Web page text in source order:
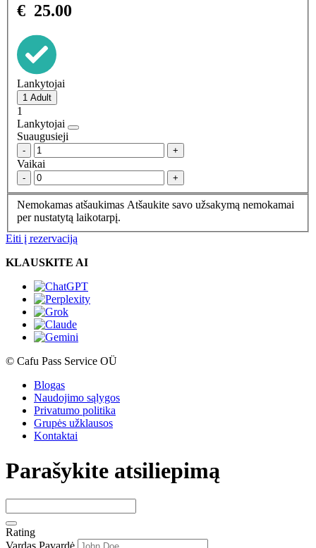
€ 25.00
Lankytojai
1
Lankytojai
Suaugusieji
- +
Vaikai
- +
Nemokamas atšaukimas Atšaukite savo užsakymą nemokamai
per nustatytą laikotarpį.
Eiti į rezervaciją
KLAUSKITE AI
© Cafu Pass Service OÜ
Blogas
Naudojimo sąlygos
Privatumo politika
Grupės užklausos
Kontaktai
Parašykite atsiliepimą
Rating
Vardas Pavardė